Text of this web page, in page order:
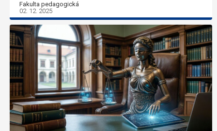
Fakulta pedagogická
02. 12. 2025